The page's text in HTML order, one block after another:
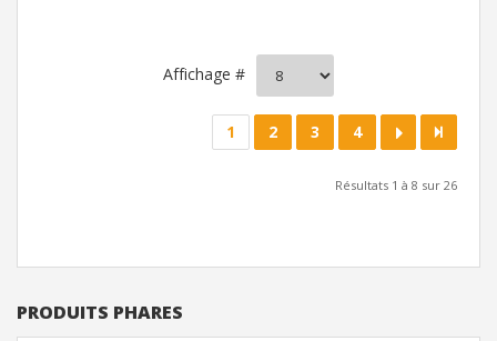
PRODUITS PHARES
Affichage #
1 2 3 4
Résultats 1 à 8 sur 26